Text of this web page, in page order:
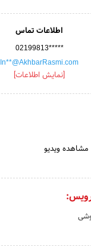
اطلاعات تماس
02199813*****
In**@AkhbarRasmi.com
[نمایش اطلاعات]
ویدیو